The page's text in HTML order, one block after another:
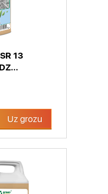
13
Uz grozu